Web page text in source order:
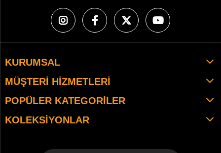
KURUMSAL
MÜŞTERI HIZMETLERI
POPÜLER KATEGORILER
KOLEKSIYONLAR